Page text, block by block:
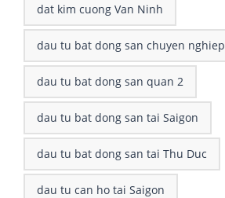
dat kim cuong Van Ninh
dau tu bat dong san chuyen nghiep
dau tu bat dong san quan 2
dau tu bat dong san tai Saigon
dau tu bat dong san tai Thu Duc
dau tu can ho tai Saigon